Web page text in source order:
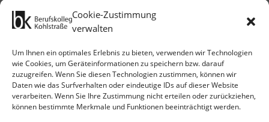
Cookie-Zustimmung
verwalten
Um Ihnen ein optimales Erlebnis zu bieten, verwenden wir Technologien
wie Cookies, um Geräteinformationen zu speichern bzw. darauf
zuzugreifen. Wenn Sie diesen Technologien zustimmen, können wir
Daten wie das Surfverhalten oder eindeutige IDs auf dieser Website
verarbeiten. Wenn Sie Ihre Zustimmung nicht erteilen oder zurückziehen,
können bestimmte Merkmale und Funktionen beeinträchtigt werden.